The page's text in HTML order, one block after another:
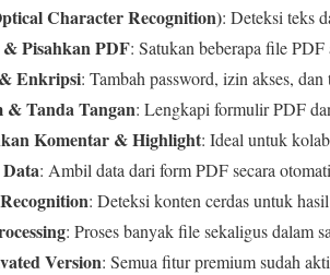
Character Recognition): Deteksi teks
Pisahkan PDF: Satukan beberapa file
Enkripsi: Tambah password, izin akses,
& Tanda Tangan: Lengkapi formulir PDF
Komentar & Highlight: Ideal untuk
: Ambil data dari form PDF secara
: Deteksi konten cerdas untuk
: Proses banyak file sekaligus dalam
Version: Semua fitur premium sudah